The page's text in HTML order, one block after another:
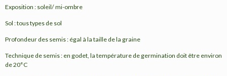
Exposition : soleil/ mi-ombre
Sol : tous types de sol
Profondeur des semis : égal à la taille de la graine
Technique de semis : en godet, la température de germination doit être environ
de 20°C